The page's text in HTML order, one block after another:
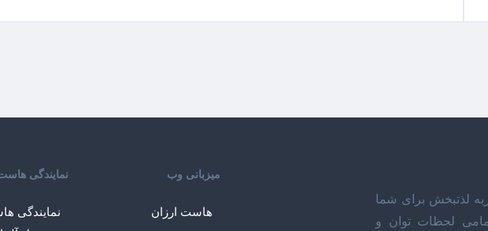
لذتبخش برای شما
و در تمامی لحظات توان و
میزبانی وب
هاست ارزان
نمایندگی
نمایندگی